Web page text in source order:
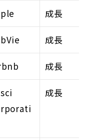
成長
成長
成長
成長